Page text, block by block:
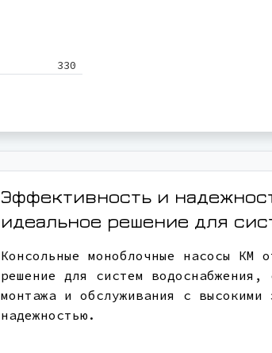
330
Эффективность и
идеальное решение для
Консольные моноблочные насосы КМ
решение для систем
монтажа и обслуживания с высокими
надежностью.